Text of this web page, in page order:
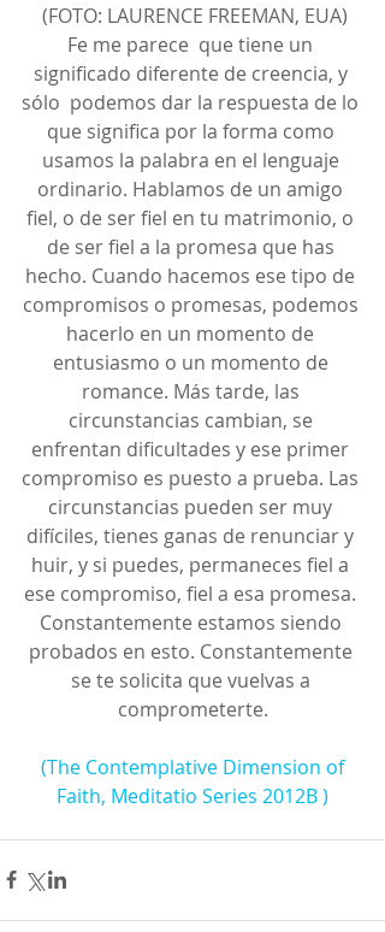
(FOTO: LAURENCE FREEMAN, EUA)
Fe me parece  que tiene un
significado diferente de creencia, y
sólo  podemos dar la respuesta de lo
que significa por la forma como
usamos la palabra en el lenguaje
ordinario. Hablamos de un amigo
fiel, o de ser fiel en tu matrimonio, o
de ser fiel a la promesa que has
hecho. Cuando hacemos ese tipo de
compromisos o promesas, podemos
hacerlo en un momento de
entusiasmo o un momento de
romance. Más tarde, las
circunstancias cambian, se
enfrentan dificultades y ese primer
compromiso es puesto a prueba. Las
circunstancias pueden ser muy
difíciles, tienes ganas de renunciar y
huir, y si puedes, permaneces fiel a
ese compromiso, fiel a esa promesa.
Constantemente estamos siendo
probados en esto. Constantemente
se te solicita que vuelvas a
comprometerte.
(The Contemplative Dimension of
Faith, Meditatio Series 2012B )